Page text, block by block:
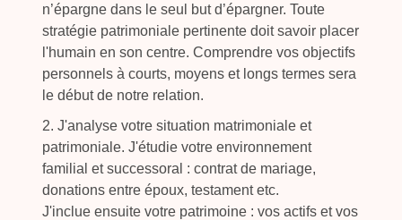
n’épargne dans le seul but d’épargner. Toute
stratégie patrimoniale pertinente doit savoir placer
l'humain en son centre. Comprendre vos objectifs
personnels à courts, moyens et longs termes sera
le début de notre relation.
2. J'analyse votre situation matrimoniale et
patrimoniale. J'étudie votre environnement
familial et successoral : contrat de mariage,
donations entre époux, testament etc.
J'inclue ensuite votre patrimoine : vos actifs et vos